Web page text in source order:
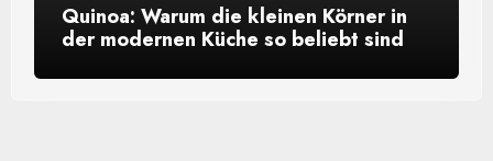
Quinoa: Warum die kleinen Körner in
der modernen Küche so beliebt sind